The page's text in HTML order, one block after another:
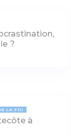
?
LA FOI
à